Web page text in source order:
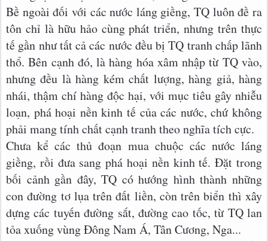
Bề ngoài đối với các nước láng giềng, TQ luôn đề ra
tôn chỉ là hữu hảo cùng phát triển, nhưng trên thực
tế gần như tất cả các nước đều bị TQ tranh chấp lãnh
thổ. Bên cạnh đó, là hàng hóa xâm nhập từ TQ vào,
nhưng đều là hàng kém chất lượng, hàng giả, hàng
nhái, thậm chí hàng độc hại, với mục tiêu gây nhiễu
loạn, phá hoại nền kinh tế của các nước, chứ không
phải mang tính chất cạnh tranh theo nghĩa tích cực.
Chưa kể các thủ đoạn mua chuộc các nước láng
giềng, rồi đưa sang phá hoại nền kinh tế. Đặt trong
bối cảnh gần đây, TQ có hướng hình thành những
con đường tơ lụa trên đất liền, còn trên biển thì xây
dựng các tuyến đường sắt, đường cao tốc, từ TQ lan
tỏa xuống vùng Đông Nam Á, Tân Cương, Nga...